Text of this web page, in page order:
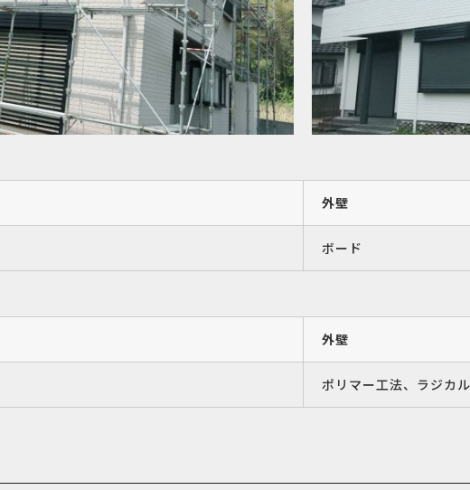
外壁
ボード
外壁
ポリマー工法、ラジカ